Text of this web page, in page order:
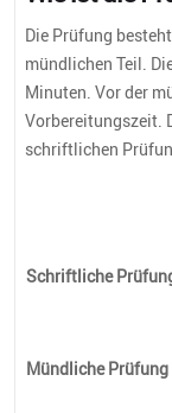
Die Prüfung
mündlichen Teil.
Minuten. Vor der
Vorbereitungszeit.
schriftlichen
Schriftliche
Mündliche Prüfung